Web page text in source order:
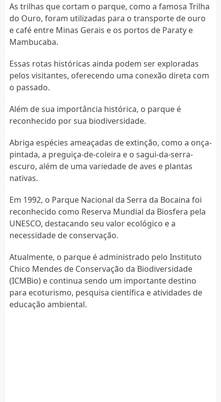
As trilhas que cortam o parque, como a famosa Trilha
do Ouro, foram utilizadas para o transporte de ouro
e café entre Minas Gerais e os portos de Paraty e
Mambucaba.
Essas rotas históricas ainda podem ser exploradas
pelos visitantes, oferecendo uma conexão direta com
o passado.
Além de sua importância histórica, o parque é
reconhecido por sua biodiversidade.
Abriga espécies ameaçadas de extinção, como a onça-
pintada, a preguiça-de-coleira e o sagui-da-serra-
escuro, além de uma variedade de aves e plantas
nativas.
Em 1992, o Parque Nacional da Serra da Bocaina foi
reconhecido como Reserva Mundial da Biosfera pela
UNESCO, destacando seu valor ecológico e a
necessidade de conservação.
Atualmente, o parque é administrado pelo Instituto
Chico Mendes de Conservação da Biodiversidade
(ICMBio) e continua sendo um importante destino
para ecoturismo, pesquisa científica e atividades de
educação ambiental.